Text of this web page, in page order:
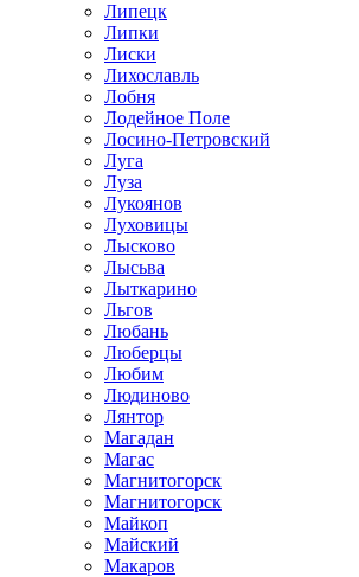
Липецк
Липки
Лиски
Лихославль
Лобня
Лодейное Поле
Лосино-Петровский
Луга
Луза
Лукоянов
Луховицы
Лысково
Лысьва
Лыткарино
Льгов
Любань
Люберцы
Любим
Людиново
Лянтор
Магадан
Магас
Магнитогорск
Магнитогорск
Майкоп
Майский
Макаров